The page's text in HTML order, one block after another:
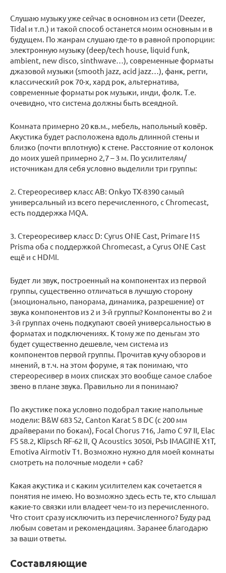
Слушаю музыку уже сейчас в основном из сети (Deezer,
Tidal и т.п.) и такой способ останется моим основным и в
будущем. По жанрам слушаю где-то в равной пропорции:
электронную музыку (deep/tech house, liquid funk,
ambient, new disco, sinthwave…), современные форматы
джазовой музыки (smooth jazz, acid jazz…), фанк, регги,
классический рок 70-х, хард рок, альтернатива,
современные форматы рок музыки, инди, фолк. Т.е.
очевидно, что система должны быть всеядной.
Комната примерно 20 кв.м., мебель, напольный ковёр.
Акустика будет расположена вдоль длинной стены и
близко (почти вплотную) к стене. Расстояние от колонок
до моих ушей примерно 2,7 – 3 м. По усилителям/
источникам для себя условно выделили три группы:
2. Стереоресивер класс АВ: Onkyo TX-8390 самый
универсальный из всего перечисленного, с Chromecast,
есть поддержка MQA.
3. Стереоресивер класс D: Cyrus ONE Cast, Primare I15
Prisma оба с поддержкой Chromecast, а Cyrus ONE Cast
ещё и с HDMI.
Будет ли звук, построенный на компонентах из первой
группы, существенно отличаться в лучшую сторону
(эмоционально, панорама, динамика, разрешение) от
звука компонентов из 2 и 3-й группы? Компоненты во 2 и
3-й группах очень подкупают своей универсальностью в
форматах и подключениях. К тому же по деньгам это
будет существенно дешевле, чем система из
компонентов первой группы. Прочитав кучу обзоров и
мнений, в т.ч. на этом форуме, я так понимаю, что
стереоресивер в моих списках это вообще самое слабое
звено в плане звука. Правильно ли я понимаю?
По акустике пока условно подобрал такие напольные
модели: B&W 683 S2, Canton Karat S 8 DC (с 200 мм
драйверами по бокам), Focal Chorus 716, Jamo C 97 II, Elac
FS 58.2, Klipsch RF-62 II, Q Acoustics 3050i, Psb IMAGINE X1T,
Emotiva Airmotiv T1. Возможно нужно для моей комнаты
смотреть на полочные модели + саб?
Какая акустика и с каким усилителем как сочетается я
понятия не имею. Но возможно здесь есть те, кто слышал
какие-то связки или владеет чем-то из перечисленного.
Что стоит сразу исключить из перечисленного? Буду рад
любым советам и рекомендациям. Заранее благодарю
за ваши ответы.
Составляющие